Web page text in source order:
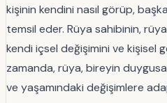
kişinin kendini nasıl görüp,
temsil eder. Rüya sahibinin,
kendi içsel değişimini ve kişisel
zamanda, rüya, bireyin
ve yaşamındaki değişimlere